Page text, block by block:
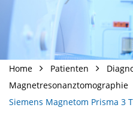
Home Patienten
Magnetresonanztomographie
Siemens Magnetom Prisma 3